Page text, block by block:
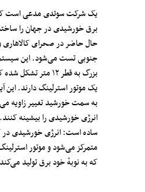
یک شرکت سوئدی مدعی است که
برق خورشیدی در جهان را
حال حاضر در صحرای کالاهاری
جنوبی تست می‌شود. این
بزرگ به قطر ۱۲ متر
یک موتور استرلینگ دارند. این
به سمت خورشید تغییر زاویه
انرژی خورشیدی را بیشینه
ساده است: انرژی خورشیدی در
متمرکز می‌شود و موتور
که به نوبهٔ خود برق تولید